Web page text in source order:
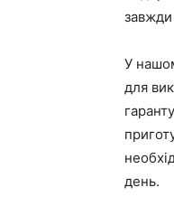
завжди
У
для
день.